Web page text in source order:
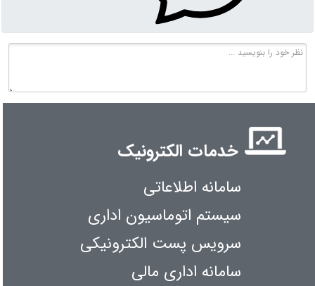
خدمات الکترونیک
سامانه اطلاعاتی
سیستم اتوماسیون اداری
سرویس پست الکترونیکی
سامانه اداری مالی